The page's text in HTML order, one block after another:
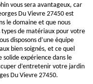
vous sera avantageux, car
Du Vievre 27450 est
le domaine et que nous
types de matériaux pour votre
disposons d’une équipe
bien soignés, et ce quel
expérience dans le
d’entretenir votre jardin
Du Vievre 27450.